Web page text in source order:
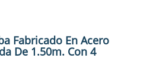
Fabricado En Acero
De 1.50m. Con 4